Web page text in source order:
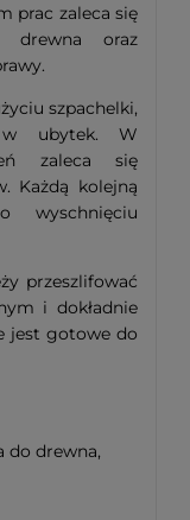
prac zaleca się
drewna oraz
szpachelki,
w ubytek. W
zaleca się
Każdą kolejną
wyschnięciu
przeszlifować
i dokładnie
jest gotowe do
do drewna,